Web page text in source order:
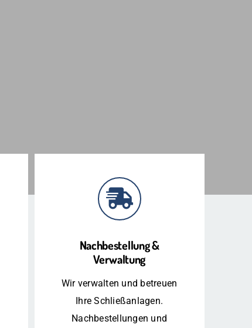
Nachbestellung &
Verwaltung
Wir verwalten und betreuen
Ihre Schließanlagen.
Nachbestellungen und